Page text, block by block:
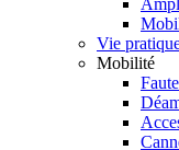
Vie
Mobilité